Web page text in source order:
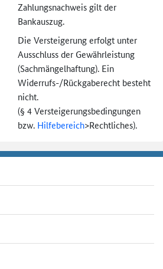
Zahlungsnachweis gilt der
Bankauszug.
Die Versteigerung erfolgt unter
Ausschluss der Gewährleistung
(Sachmängel­haftung). Ein
Widerrufs-/Rückgaberecht besteht
nicht.
(§ 4 Versteigerungs­bedingungen
bzw. Hilfebereich>Rechtliches).